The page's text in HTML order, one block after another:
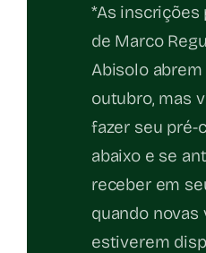
*As inscrições
de Marco
Abisolo
outubro, mas
fazer seu pré-
abaixo e se
receber em
quando novas
estiverem